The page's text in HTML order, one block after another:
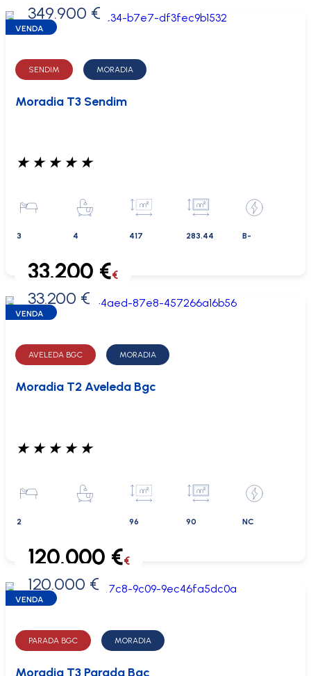
0 €
349.900 €
VENDA
SENDIM MORADIA
Moradia T3 Sendim
★ ★ ★ ★ ★
3 4 417 283.44 B-
0 €
33.200 €€
33.200 €
VENDA
AVELEDA BGC MORADIA
Moradia T2 Aveleda Bgc
★ ★ ★ ★ ★
2 96 90 NC
0 €
120.000 €€
120.000 €
VENDA
PARADA BGC MORADIA
Moradia T3 Parada Bgc